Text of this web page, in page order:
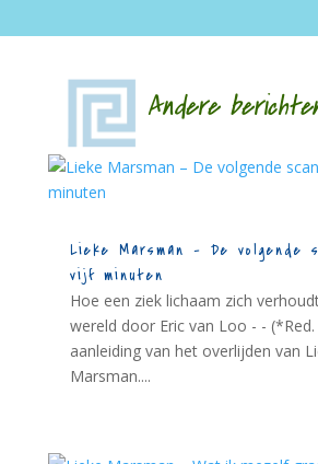
Andere
Lieke Marsman – De volgende
vijf minuten
Hoe een ziek lichaam zich
wereld door Eric van Loo - -
aanleiding van het overlijden van
Marsman....